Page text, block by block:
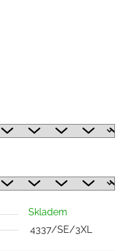
Skladem
4337/SE/3XL